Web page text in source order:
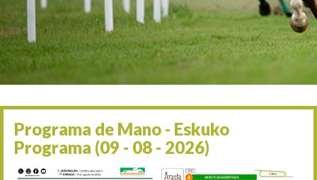
06/09 17:30 Irailaren 6a / 6 de
13/09 17:30 Irailaren 13a / 13 de
30/09 11:30 Irailaren 30a / 30 de
11/06 11:30
05/07 11:30 Uztailaren 5a / 5 de julio
12/07 11:30 Uztailaren 12a / 12 de
Programa de Mano - Eskuko
Programa (09 - 08 - 2026)